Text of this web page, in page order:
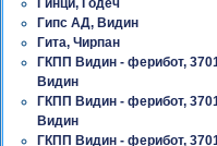
Гинци, Годеч
Гипс АД, Видин
Гита, Чирпан
ГКПП Видин - ферибот,
Видин
ГКПП Видин - ферибот,
Видин
ГКПП Видин - ферибот,